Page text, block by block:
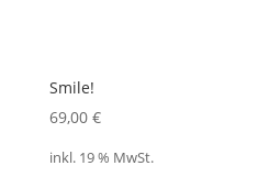
Smile!
69,00 €
inkl. 19 % MwSt.